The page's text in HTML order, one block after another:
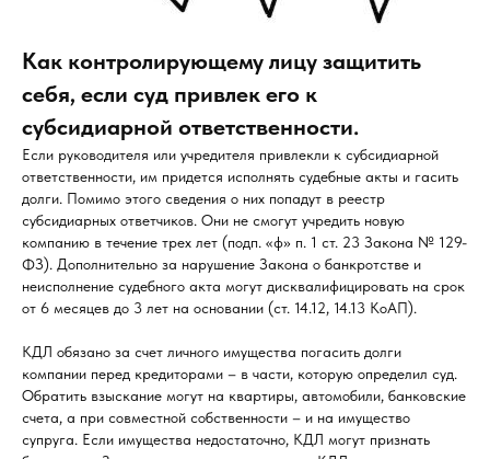
Как контролирующему лицу защитить
себя, если суд привлек его к
субсидиарной ответственности.
Если руководителя или учредителя привлекли к субсидиарной
ответственности, им придется исполнять судебные акты и гасить
долги. Помимо этого сведения о них попадут в реестр
субсидиарных ответчиков. Они не смогут учредить новую
компанию в течение трех лет (подп. «ф» п. 1 ст. 23 Закона № 129-
ФЗ). Дополнительно за нарушение Закона о банкротстве и
неисполнение судебного акта могут дисквалифицировать на срок
от 6 месяцев до 3 лет на основании (ст. 14.12, 14.13 КоАП).
КДЛ обязано за счет личного имущества погасить долги
компании перед кредиторами – в части, которую определил суд.
Обратить взыскание могут на квартиры, автомобили, банковские
счета, а при совместной собственности – и на имущество
супруга. Если имущества недостаточно, КДЛ могут признать